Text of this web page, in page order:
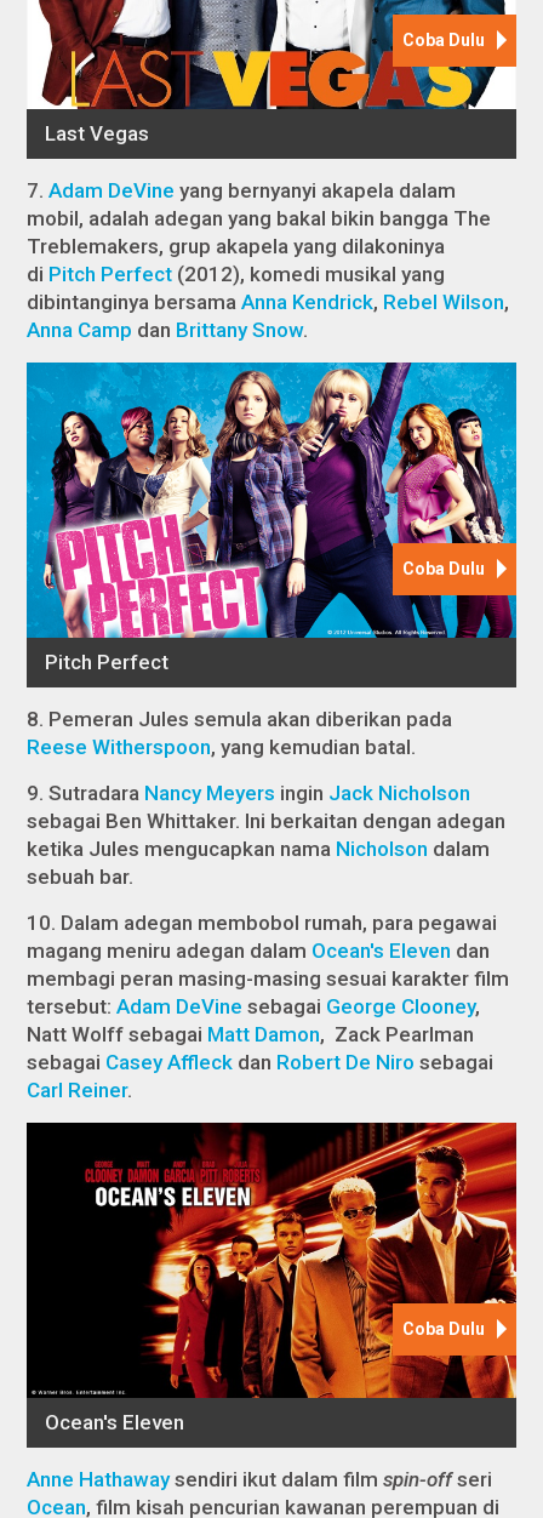
7.Adam DeVine yang bernyanyi akapela dalam
mobil, adalah adegan yang bakal bikin bangga The
Treblemakers, grup akapela yang dilakoninya
di Pitch Perfect (2012), komedi musikal yang
dibintanginya bersamaAnna Kendrick, Rebel Wilson,
Anna Camp dan Brittany Snow.
8. Pemeran Jules semula akan diberikan pada
Reese Witherspoon, yang kemudian batal.
9. Sutradara Nancy Meyers ingin Jack Nicholson
sebagai Ben Whittaker. Ini berkaitan dengan adegan
ketika Jules mengucapkan nama Nicholson dalam
sebuah bar.
10. Dalam adegan membobol rumah, para pegawai
magang meniru adegan dalam Ocean's Eleven dan
membagi peran masing-masing sesuai karakter film
tersebut:Adam DeVine sebagai George Clooney,
Natt Wolff sebagai Matt Damon, Zack Pearlman
sebagai Casey Affleck dan Robert De Niro sebagai
Carl Reiner.
Anne Hathawaysendiri ikut dalam filmspin-offseri
Ocean, film kisah pencurian kawanan perempuan di